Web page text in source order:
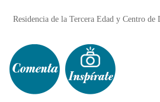
Residencia de la Tercera Edad y Centro